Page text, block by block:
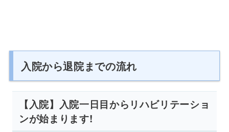
入院から退院までの流れ
【入院】入院一日目からリハビリテーショ
ンが始まります!